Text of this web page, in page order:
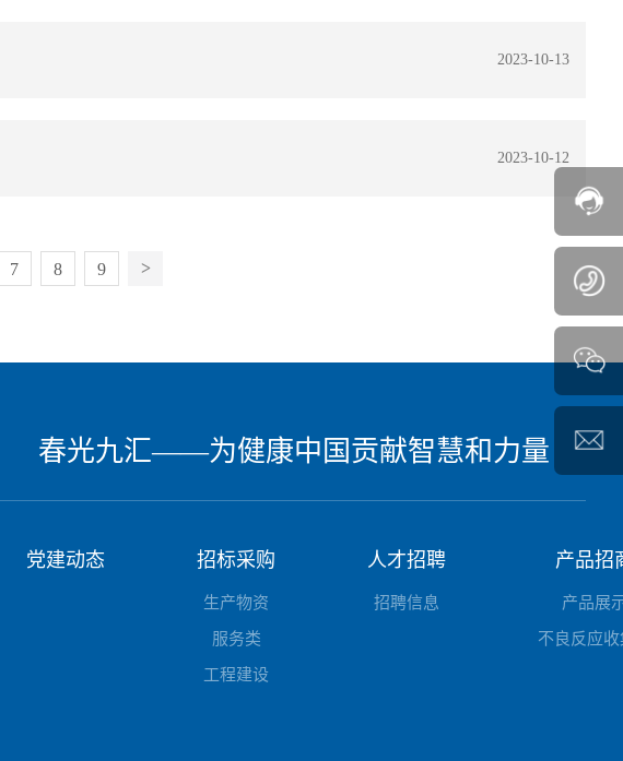
2023-10-13
2023-10-12
7 8 9
春光九汇——为健康中国贡献智慧和力量
党建动态 招标采购
生产物资
服务类
工程建设
人才招聘
招聘信息
产品招
产品展
不良反应